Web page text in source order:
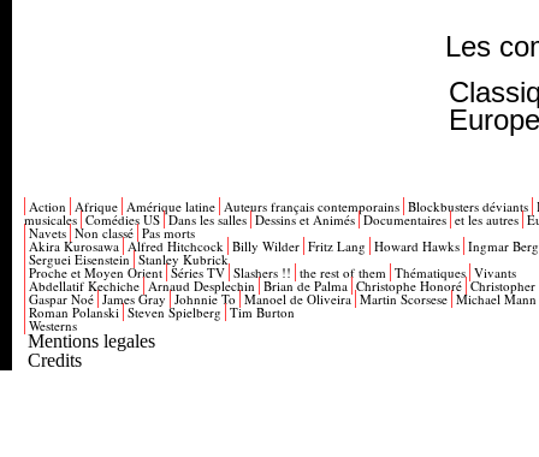
Les
Europe
Action Afrique Amérique latine Auteurs français contemporains Blockbusters déviants
musicales Comédies US Dans les salles Dessins et Animés Documentaires et les autres
Navets Non classé Pas morts
Akira Kurosawa Alfred Hitchcock Billy Wilder Fritz Lang Howard Hawks Ingmar
Serguei Eisenstein Stanley Kubrick
Proche et Moyen Orient Séries TV Slashers !! the rest of them Thématiques Vivants
Abdellatif Kechiche Arnaud Desplechin Brian de Palma Christophe Honoré
Gaspar Noé James Gray Johnnie To Manoel de Oliveira Martin Scorsese Michael Mann
Roman Polanski Steven Spielberg Tim Burton
Westerns
Mentions legales
Credits